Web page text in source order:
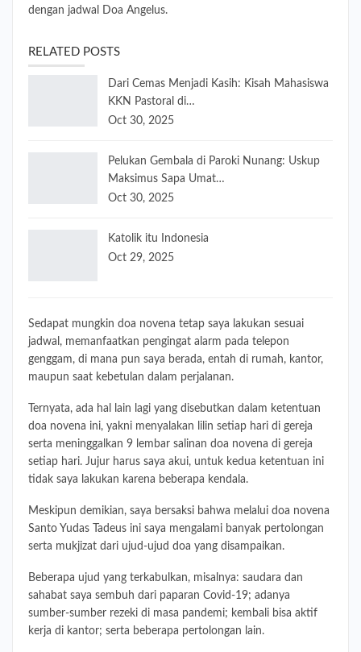
dengan jadwal Doa Angelus.
RELATED POSTS
Dari Cemas Menjadi Kasih: Kisah Mahasiswa
KKN Pastoral di…
Oct 30, 2025
Pelukan Gembala di Paroki Nunang: Uskup
Maksimus Sapa Umat…
Oct 30, 2025
Katolik itu Indonesia
Oct 29, 2025
Sedapat mungkin doa novena tetap saya lakukan sesuai
jadwal, memanfaatkan pengingat alarm pada telepon
genggam, di mana pun saya berada, entah di rumah, kantor,
maupun saat kebetulan dalam perjalanan.
Ternyata, ada hal lain lagi yang disebutkan dalam ketentuan
doa novena ini, yakni menyalakan lilin setiap hari di gereja
serta meninggalkan 9 lembar salinan doa novena di gereja
setiap hari. Jujur harus saya akui, untuk kedua ketentuan ini
tidak saya lakukan karena beberapa kendala.
Meskipun demikian, saya bersaksi bahwa melalui doa novena
Santo Yudas Tadeus ini saya mengalami banyak pertolongan
serta mukjizat dari ujud-ujud doa yang disampaikan.
Beberapa ujud yang terkabulkan, misalnya: saudara dan
sahabat saya sembuh dari paparan Covid-19; adanya
sumber-sumber rezeki di masa pandemi; kembali bisa aktif
kerja di kantor; serta beberapa pertolongan lain.